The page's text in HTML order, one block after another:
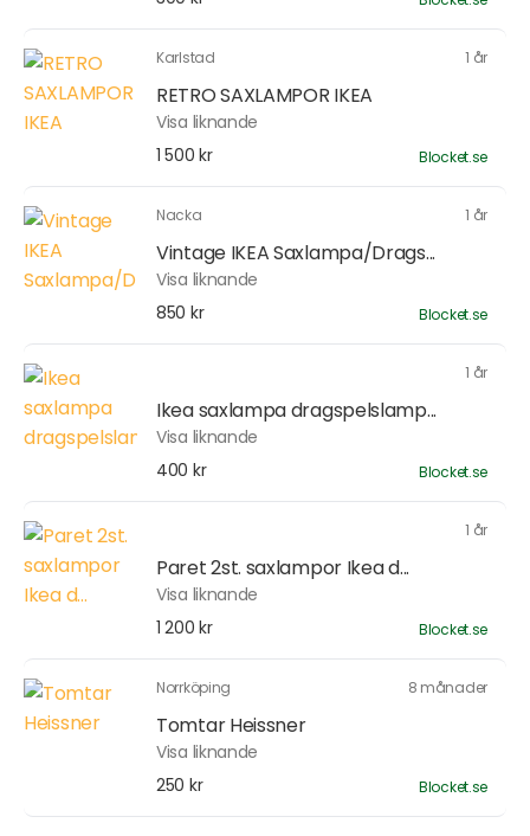
Karlstad 1 år
RETRO SAXLAMPOR IKEA
Visa liknande
1 500 kr
Blocket.se
Nacka 1 år
Vintage IKEA Saxlampa/Drags...
Visa liknande
850 kr
Blocket.se
1 år
Ikea saxlampa dragspelslamp...
Visa liknande
400 kr
Blocket.se
1 år
Paret 2st. saxlampor Ikea d...
Visa liknande
1 200 kr
Blocket.se
Norrköping 8 månader
Tomtar Heissner
Visa liknande
250 kr
Blocket.se